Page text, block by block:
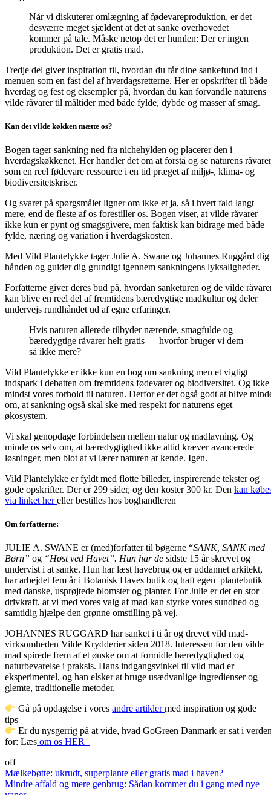
Når vi diskuterer omlægning af fødevareproduktion, er det
desværre meget sjældent at det at sanke overhovedet
kommer på tale. Måske netop det er humlen: Der er ingen
produktion. Det er gratis mad.
Tredje del giver inspiration til, hvordan du får dine sankefund ind i
menuen som en fast del af hverdagsretterne. Her er opskrifter til både
hverdag og fest og eksempler på, hvordan du kan forvandle naturens
vilde råvarer til måltider med både fylde, dybde og masser af smag.
Kan det vilde køkken mætte os?
Bogen tager sankning ned fra nichehylden og placerer den i
hverdagskøkkenet. Her handler det om at forstå og se naturens råvarer
som en reel fødevare ressource i en tid præget af miljø-, klima- og
biodiversitetskriser.
Og svaret på spørgsmålet ligner om ikke et ja, så i hvert fald langt
mere, end de fleste af os forestiller os. Bogen viser, at vilde råvarer
ikke kun er pynt og smagsgivere, men faktisk kan bidrage med både
fylde, næring og variation i hverdagskosten.
Med Vild Plantelykke tager Julie A. Swane og Johannes Ruggård
hånden og guider dig grundigt igennem sankningens lyksaligheder.
Forfatterne giver deres bud på, hvordan sanketuren og de vilde
kan blive en reel del af fremtidens bæredygtige madkultur og deler
undervejs rundhåndet ud af egne erfaringer.
Hvis naturen allerede tilbyder nærende, smagfulde og
bæredygtige råvarer helt gratis — hvorfor bruger vi dem
så ikke mere?
Vild Plantelykke er ikke kun en bog om sankning men et vigtigt
indspark i debatten om fremtidens fødevarer og biodiversitet. Og ikke
mindst vores forhold til naturen. Derfor er det også godt at blive
om, at sankning også skal ske med respekt for naturens eget
økosystem.
Vi skal genopdage forbindelsen mellem natur og madlavning. Og
minde os selv om, at bæredygtighed ikke altid kræver avancerede
løsninger, men blot at vi lærer naturen at kende. Igen.
Vild Plantelykke er fyldt med flotte billeder, inspirerende tekster og
gode opskrifter. Der er 299 sider, og den koster 300 kr. Den kan
via linket hereller bestilles hos boghandleren
Om forfatterne:
JULIE A. SWANE er (med)forfatter til bøgerne “SANK, SANK med
Børn” og “Høst ved Havet”. Hun har de sidste 15 år skrevet og
undervist i at sanke. Hun har læst havebrug og er uddannet arkitekt,
har arbejdet fem år i Botanisk Haves butik og haft egen plantebutik
med danske, usprøjtede blomster og planter. For Julie er det en stor
drivkraft, at vi med vores valg af mad kan styrke vores sundhed og
samtidig hjælpe den grønne omstilling på vej.
JOHANNES RUGGARD har sanket i ti år og drevet vild mad-
virksomheden Vilde Krydderier siden 2018. Interessen for den vilde
mad spirede frem af et ønske om at formidle bæredygtighed og
naturbevarelse i praksis. Hans indgangsvinkel til vild mad er
eksperimentel, og han elsker at bruge usædvanlige ingredienser og
glemte, traditionelle metoder.
Gå på opdagelse i voresandre artiklermed inspiration og gode
tips
Er du nysgerrig på at vide, hvad GoGreen Danmark er sat i
for: Læs om os HER
off
Post
navigation
Mælkebøtte: ukrudt, superplante eller gratis mad i haven?
Mindre affald og mere genbrug: Sådan kommer du i gang med nye